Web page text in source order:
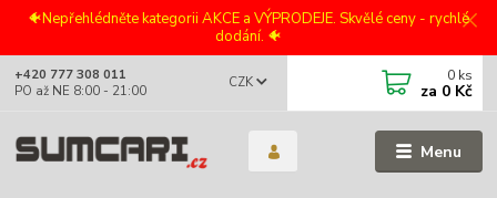
🐠Nepřehlédněte kategorii AKCE a VÝPRODEJE. Skvělé ceny - rychlé
dodání. 🐠
Menu
CZK
+420 777 308 011
PO až NE 8:00 - 21:00
0 ks
za 0 Kč